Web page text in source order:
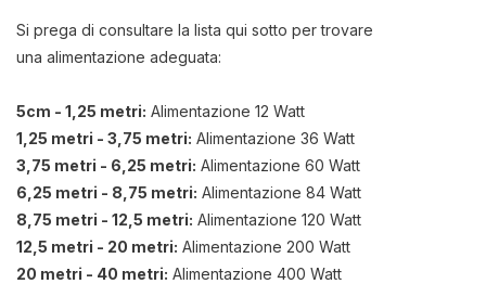
Si prega di consultare la lista qui sotto per trovare
una alimentazione adeguata:
5cm - 1,25 metri: Alimentazione 12 Watt
1,25 metri - 3,75 metri: Alimentazione 36 Watt
3,75 metri - 6,25 metri: Alimentazione 60 Watt
6,25 metri - 8,75 metri: Alimentazione 84 Watt
8,75 metri - 12,5 metri: Alimentazione 120 Watt
12,5 metri - 20 metri: Alimentazione 200 Watt
20 metri - 40 metri: Alimentazione 400 Watt